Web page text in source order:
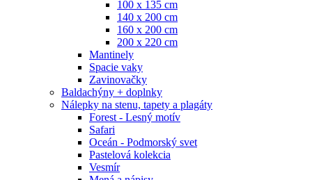
100 x 135 cm
140 x 200 cm
160 x 200 cm
200 x 220 cm
Mantinely
Spacie vaky
Zavinovačky
Baldachýny + doplnky
Nálepky na stenu, tapety a plagáty
Forest - Lesný motív
Safari
Oceán - Podmorský svet
Pastelová kolekcia
Vesmír